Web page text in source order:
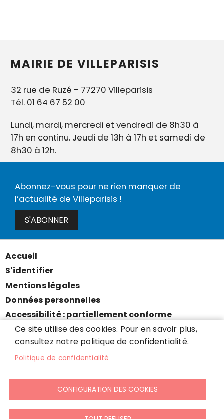
MAIRIE DE VILLEPARISIS
32 rue de Ruzé - 77270 Villeparisis
Tél. 01 64 67 52 00
Lundi, mardi, mercredi et vendredi de 8h30 à
17h en continu. Jeudi de 13h à 17h et samedi de
8h30 à 12h.
Abonnez-vous pour ne rien manquer de
l’actualité de Villeparisis !
S'ABONNER
Menu
Pied
de
page
Accueil
S'identifier
Mentions légales
Données personnelles
Accessibilité : partiellement conforme
Cookies
Contact
Presse
Ce site utilise des cookies. Pour en savoir plus,
consultez notre politique de confidentialité.
Politique de confidentialité
CONFIGURATION DES COOKIES